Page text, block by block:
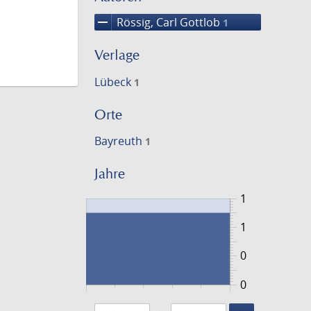
remove Rössig, Carl Gottlob 1
Verlage
Lübeck 1
Orte
Bayreuth 1
Jahre
0
1
0
1
1779
1780